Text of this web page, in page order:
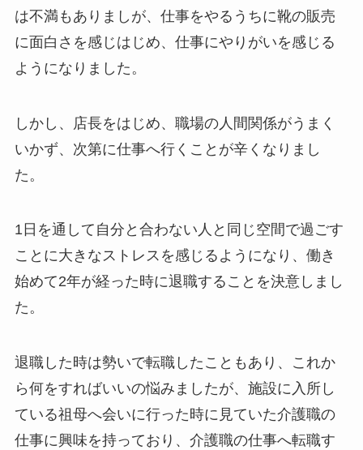
は不満もありましが、仕事をやるうちに靴の販売
に面白さを感じはじめ、仕事にやりがいを感じる
ようになりました。
しかし、店長をはじめ、職場の人間関係がうまく
いかず、次第に仕事へ行くことが辛くなりまし
た。
1日を通して自分と合わない人と同じ空間で過ごす
ことに大きなストレスを感じるようになり、働き
始めて2年が経った時に退職することを決意しまし
た。
退職した時は勢いで転職したこともあり、これか
ら何をすればいいの悩みましたが、施設に入所し
ている祖母へ会いに行った時に見ていた介護職の
仕事に興味を持っており、介護職の仕事へ転職す